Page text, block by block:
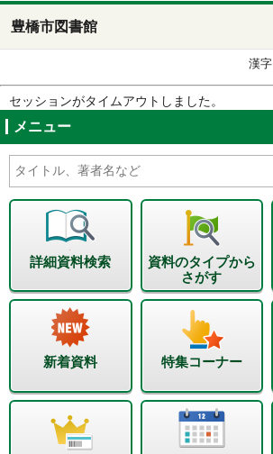
豊橋市図書館
漢字
セッションがタイムアウトしました。
メニュー
詳細資料検索
資料のタイプから
さがす
新着資料 特集コーナー